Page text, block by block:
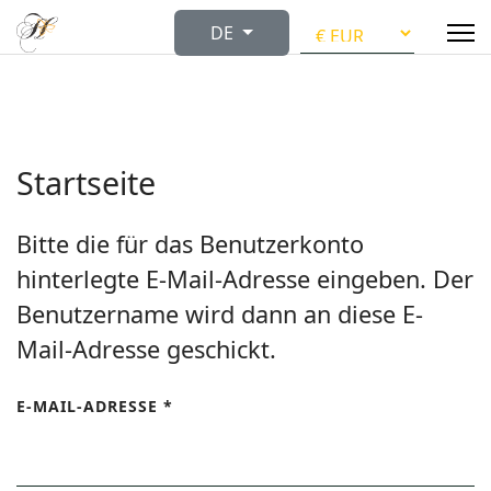
Sprache auswählen
DE
Startseite
Bitte die für das Benutzerkonto
hinterlegte E-Mail-Adresse eingeben. Der
Benutzername wird dann an diese E-
Mail-Adresse geschickt.
E-MAIL-ADRESSE *